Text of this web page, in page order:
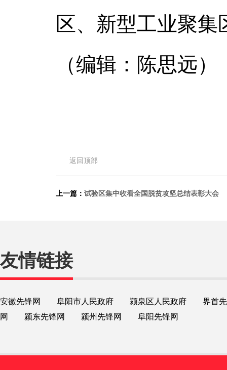
区、新型工业聚
（编辑：陈思远）
返回顶部
上一篇： 试验区集中收看全国脱贫攻坚总结表彰大会
友情链接
安徽先锋网 阜阳市人民政府 颍泉区人民政府
界首
网
颍东先锋网 颍州先锋网 阜阳先锋网